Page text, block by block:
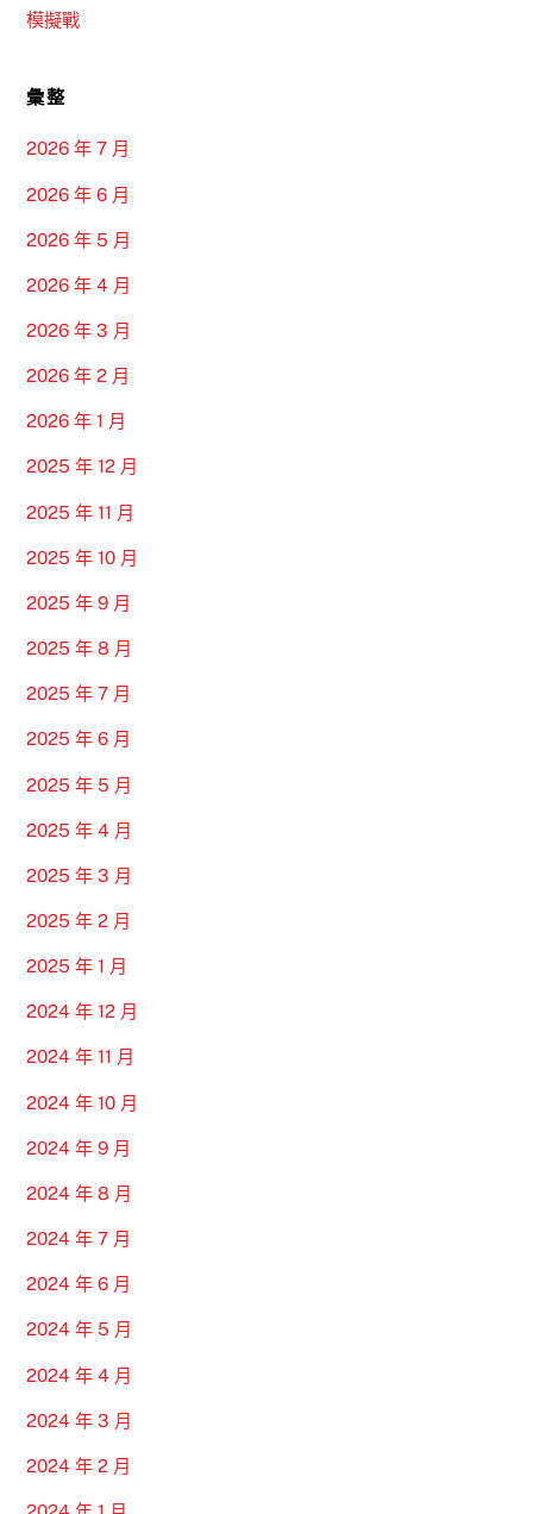
模擬戰
彙整
2026 年 7 月
2026 年 6 月
2026 年 5 月
2026 年 4 月
2026 年 3 月
2026 年 2 月
2026 年 1 月
2025 年 12 月
2025 年 11 月
2025 年 10 月
2025 年 9 月
2025 年 8 月
2025 年 7 月
2025 年 6 月
2025 年 5 月
2025 年 4 月
2025 年 3 月
2025 年 2 月
2025 年 1 月
2024 年 12 月
2024 年 11 月
2024 年 10 月
2024 年 9 月
2024 年 8 月
2024 年 7 月
2024 年 6 月
2024 年 5 月
2024 年 4 月
2024 年 3 月
2024 年 2 月